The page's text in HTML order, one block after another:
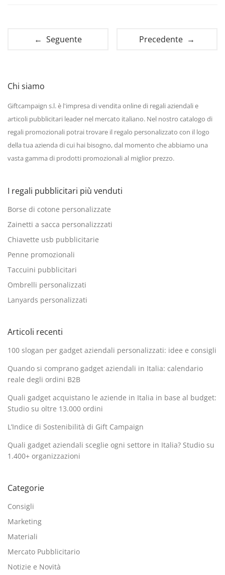
← Seguente Precedente →
Chi siamo
Giftcampaign s.l. è l'impresa di vendita online di regali aziendali e
articoli pubblicitari leader nel mercato italiano. Nel nostro catalogo di
regali promozionali potrai trovare il regalo personalizzato con il logo
della tua azienda di cui hai bisogno, dal momento che abbiamo una
vasta gamma di prodotti promozionali al miglior prezzo.
I regali pubblicitari più venduti
Borse di cotone personalizzate
Zainetti a sacca personalizzzati
Chiavette usb pubblicitarie
Penne promozionali
Taccuini pubblicitari
Ombrelli personalizzati
Lanyards personalizzati
Articoli recenti
100 slogan per gadget aziendali personalizzati: idee e consigli
Quando si comprano gadget aziendali in Italia: calendario
reale degli ordini B2B
Quali gadget acquistano le aziende in Italia in base al budget:
Studio su oltre 13.000 ordini
L’Indice di Sostenibilità di Gift Campaign
Quali gadget aziendali sceglie ogni settore in Italia? Studio su
1.400+ organizzazioni
Categorie
Consigli
Marketing
Materiali
Mercato Pubblicitario
Notizie e Novità